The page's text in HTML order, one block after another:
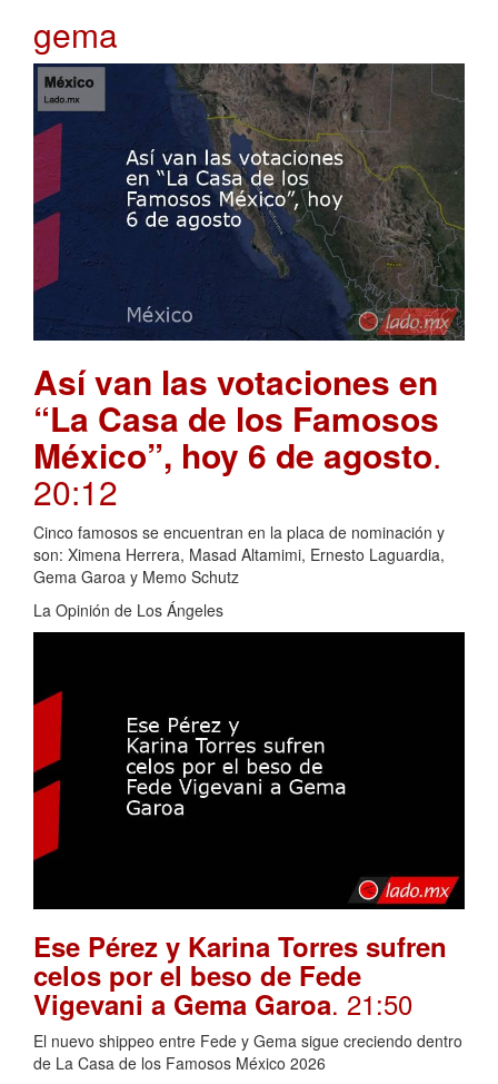
gema
Así van las votaciones en
“La Casa de los Famosos
México”, hoy 6 de agosto.
20:12
Cinco famosos se encuentran en la placa de nominación y
son: Ximena Herrera, Masad Altamimi, Ernesto Laguardia,
Gema Garoa y Memo Schutz
La Opinión de Los Ángeles
Ese Pérez y Karina Torres sufren
celos por el beso de Fede
Vigevani a Gema Garoa. 21:50
El nuevo shippeo entre Fede y Gema sigue creciendo dentro
de La Casa de los Famosos México 2026